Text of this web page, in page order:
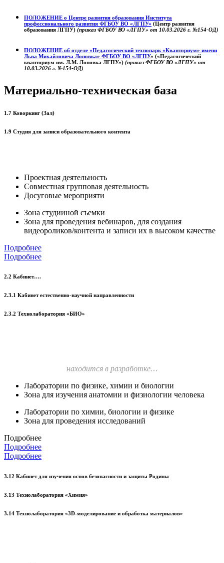
ПОЛОЖЕНИЕ о Центре развития образования Института
профессионального развития ФГБОУ ВО «ЛГПУ» (Центр развития
образования ЛГПУ) (приказ ФГБОУ ВО «ЛГПУ» от 10.03.2026 г. №154-ОД)
ПОЛОЖЕНИЕ об отделе «Педагогический технопарк «Кванториум» имени
Льва Михайловича Лоповка» ФГБОУ ВО «ЛГПУ» («Педагогический
кванториум им. Л.М. Лоповка ЛГПУ») (приказ ФГБОУ ВО «ЛГПУ» от
10.03.2026 г. №154-ОД)
Материально-техническая база
1.7 Коворкинг (Зал)
1.9 Студия для записи образовательного контента
Проектная деятельность
Совместная групповая деятельность
Досуговые мероприяти
Зона студииной съемки
Зона для проведения вебинаров, для создания
видеороликов/контента и записи их в высоком качестве
Подробнее
Подробнее
2.2 Кабинет….
2.3.1 Кабинет естественно-научной направленности
2.3.2 Технолаборатория «БИО»
находится в разработке…
Лаборатории по физике, химии и биологии
Зона для изучения анатомии и физиологии человека
Лаборатории по химии, биологии и физике
Зона для проведения исследований
Подробнее
Подробнее
Подробнее
3.12 Кабинет для изучения основ безопасности и защиты Родины
3.13 Технолаборатория «Химия»
3.14 Технолаборатория «3D-моделирование и обработка материалов»